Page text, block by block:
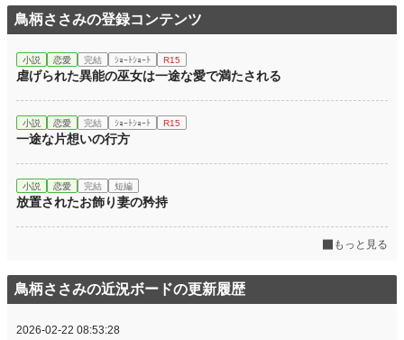
鳥柄ささみの登録コンテンツ
小説 恋愛 完結 ｼｮｰﾄｼｮｰﾄ R15
虐げられた異能の巫女は一途な愛で満たされる
小説 恋愛 完結 ｼｮｰﾄｼｮｰﾄ R15
一途な片想いの行方
小説 恋愛 完結 短編
放置されたお飾り妻の矜持
もっと見る
鳥柄ささみの近況ボードの更新履歴
2026-02-22 08:53:28